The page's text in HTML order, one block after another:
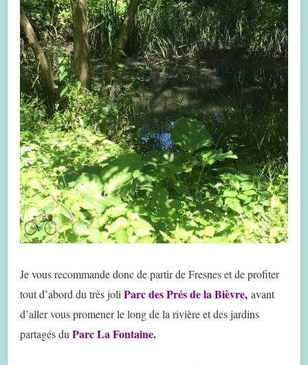
Je vous recommande donc de partir de Fresnes et de profiter
tout d’abord du très joliParc des Prés de la Bièvre, avant
d’aller vous promener le long de la rivière et des jardins
partagés duParc La Fontaine.